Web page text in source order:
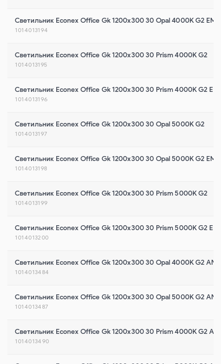
Светильник Econex Office Gk 1200x300 30 Opal 4000K G2 EM
1014013194
Светильник Econex Office Gk 1200x300 30 Prism 4000K G2
1014013195
Светильник Econex Office Gk 1200x300 30 Prism 4000K G2 EM
1014013196
Светильник Econex Office Gk 1200x300 30 Opal 5000K G2
1014013197
Светильник Econex Office Gk 1200x300 30 Opal 5000K G2 EM
1014013198
Светильник Econex Office Gk 1200x300 30 Prism 5000K G2
1014013199
Светильник Econex Office Gk 1200x300 30 Prism 5000K G2 EM
1014013200
Светильник Econex Office Gk 1200x300 30 Opal 4000K G2 AN
1014013484
Светильник Econex Office Gk 1200x300 30 Opal 5000K G2 AN
1014013487
Светильник Econex Office Gk 1200x300 30 Prism 4000K G2 AN
1014013490